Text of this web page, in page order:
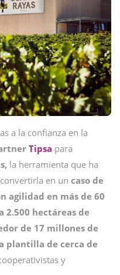
a la confianza en la
Tipsa para
la herramienta que ha
en un caso de
agilidad en más de 60
2.500 hectáreas de
de 17 millones de
plantilla de cerca de
y